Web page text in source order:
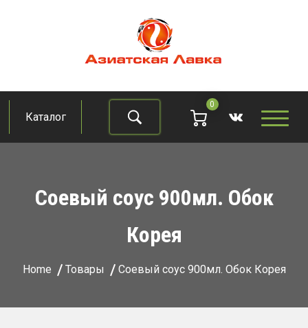
Азиатская лавка
Продукты из восточно-азиатских стран
Каталог
0
Соевый соус 900мл. Обок
Корея
Home Товары Соевый соус 900мл. Обок Корея